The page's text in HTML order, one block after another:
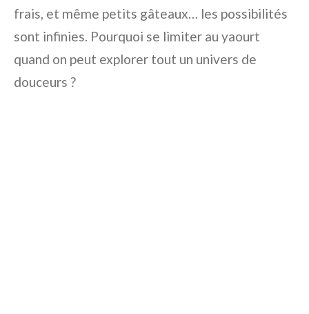
frais, et même petits gâteaux… les possibilités
sont infinies. Pourquoi se limiter au yaourt
quand on peut explorer tout un univers de
douceurs ?